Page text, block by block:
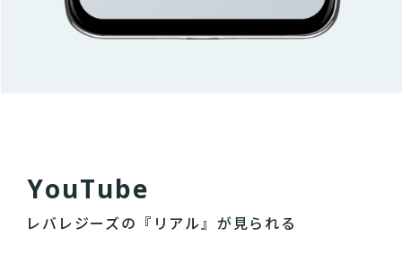
YouTube
レバレジーズの『リアル』が見られる